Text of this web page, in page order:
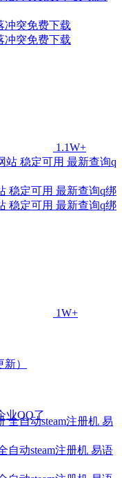
冲突免费下载
冲突免费下载
1.1W+
稳定可用 最新查询q绑
稳定可用 最新查询q绑
1W+
）
业QQ了
自动steam注册机 易语